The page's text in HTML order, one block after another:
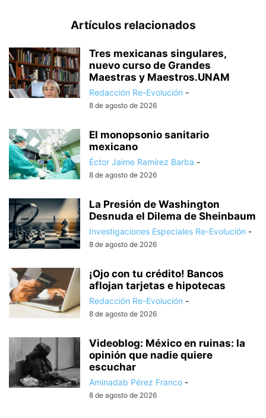
Artículos relacionados
Tres mexicanas singulares,
nuevo curso de Grandes
Maestras y Maestros.UNAM
Redacción Re-Evolución -
8 de agosto de 2026
El monopsonio sanitario
mexicano
Éctor Jaime Ramírez Barba -
8 de agosto de 2026
La Presión de Washington
Desnuda el Dilema de Sheinbaum
Investigaciones Especiales Re-Evolución -
8 de agosto de 2026
¡Ojo con tu crédito! Bancos
aflojan tarjetas e hipotecas
Redacción Re-Evolución -
8 de agosto de 2026
Videoblog: México en ruinas: la
opinión que nadie quiere
escuchar
Aminadab Pérez Franco -
8 de agosto de 2026